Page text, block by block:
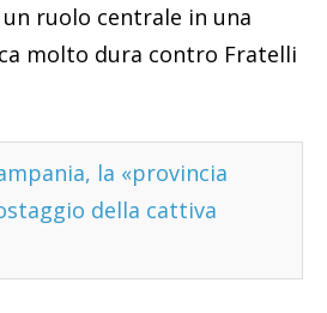
ruolo centrale in una
molto dura contro Fratelli
la «provincia
della cattiva